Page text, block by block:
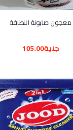
أضف إلى السلة
معجون صابونة النظافة
جنية105.00